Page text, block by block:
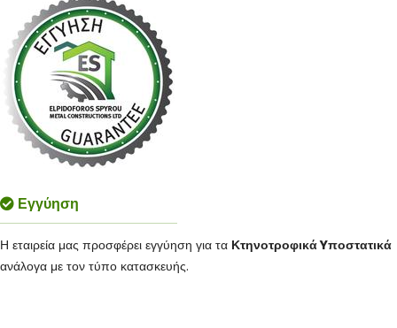
Εγγύηση
Η εταιρεία μας προσφέρει εγγύηση για τα ΚτηνοτροφικάYποστατικά
ανάλογα με τον τύπο κατασκευής.